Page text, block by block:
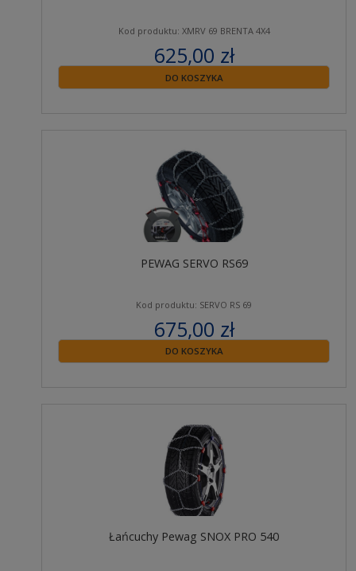
Kod produktu: XMRV 69 BRENTA 4X4
625,00 zł
zawiera 23% VAT
DO KOSZYKA
PEWAG SERVO RS69
Kod produktu: SERVO RS 69
675,00 zł
zawiera 23% VAT
DO KOSZYKA
Łańcuchy Pewag SNOX PRO 540